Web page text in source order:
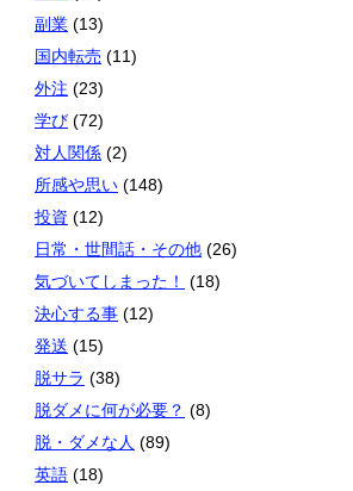
副業 (13)
国内転売 (11)
外注 (23)
学び (72)
対人関係 (2)
所感や思い (148)
投資 (12)
日常・世間話・その他 (26)
気づいてしまった！
(18)
決心する事 (12)
発送 (15)
脱サラ (38)
脱ダメに何が必要？ (8)
脱・ダメな人 (89)
英語 (18)